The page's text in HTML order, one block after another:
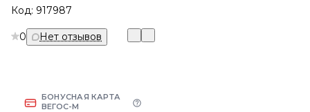
Код: 917987
0 Нет отзывов
БОНУСНАЯ КАРТА
ВЕГОС-М